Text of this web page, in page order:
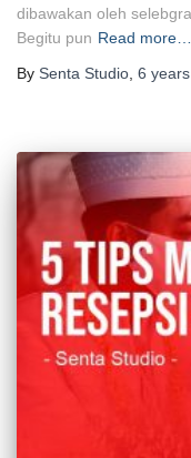
dibawakan oleh
Begitu pun Read more…
By Senta Studio 6 years